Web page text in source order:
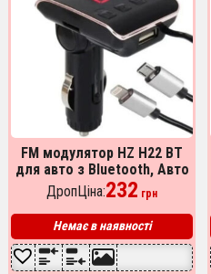
FM модулятор HZ H22 BT
для авто з Bluetooth, Авто
трансмітер від
прикурювача, Bluetooth фм
передавач
ДропЦіна:232 грн
Немає в наявності